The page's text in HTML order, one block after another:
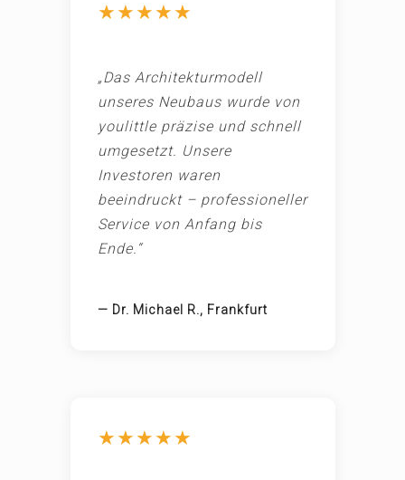
★★★★★
„Das Architekturmodell
unseres Neubaus wurde von
youlittle präzise und schnell
umgesetzt. Unsere
Investoren waren
beeindruckt – professioneller
Service von Anfang bis
Ende.“
— Dr. Michael R., Frankfurt
★★★★★